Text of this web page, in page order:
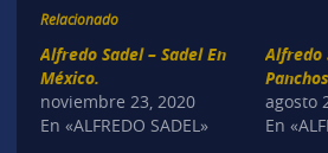
Relacionado
Alfredo Sadel – Sadel En
México.
noviembre 23, 2020
En «ALFREDO SADEL»
Alfredo
agosto
En